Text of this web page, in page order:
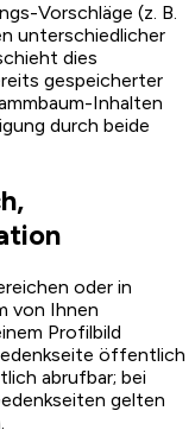
Vorschläge (z. B.
unterschiedlicher
dies
gespeicherter
Inhalten
durch beide
oder in
von Ihnen
Profilbild
öffentlich
abrufbar; bei
gelten